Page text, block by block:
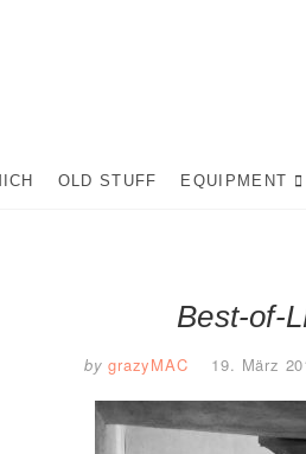
OLD STUFF EQUIPMENT
Best-of-
by grazyMAC 19. März